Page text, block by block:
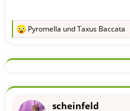
R
k
o
e
Pyromella undTaxus Baccata
scheinfeld